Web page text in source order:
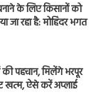
के लिए किसानों को
जा रहा है: मोहिंदर भगत
पहचान, मिलेंगे भरपूर
खत्म, ऐसे करें अप्लाई